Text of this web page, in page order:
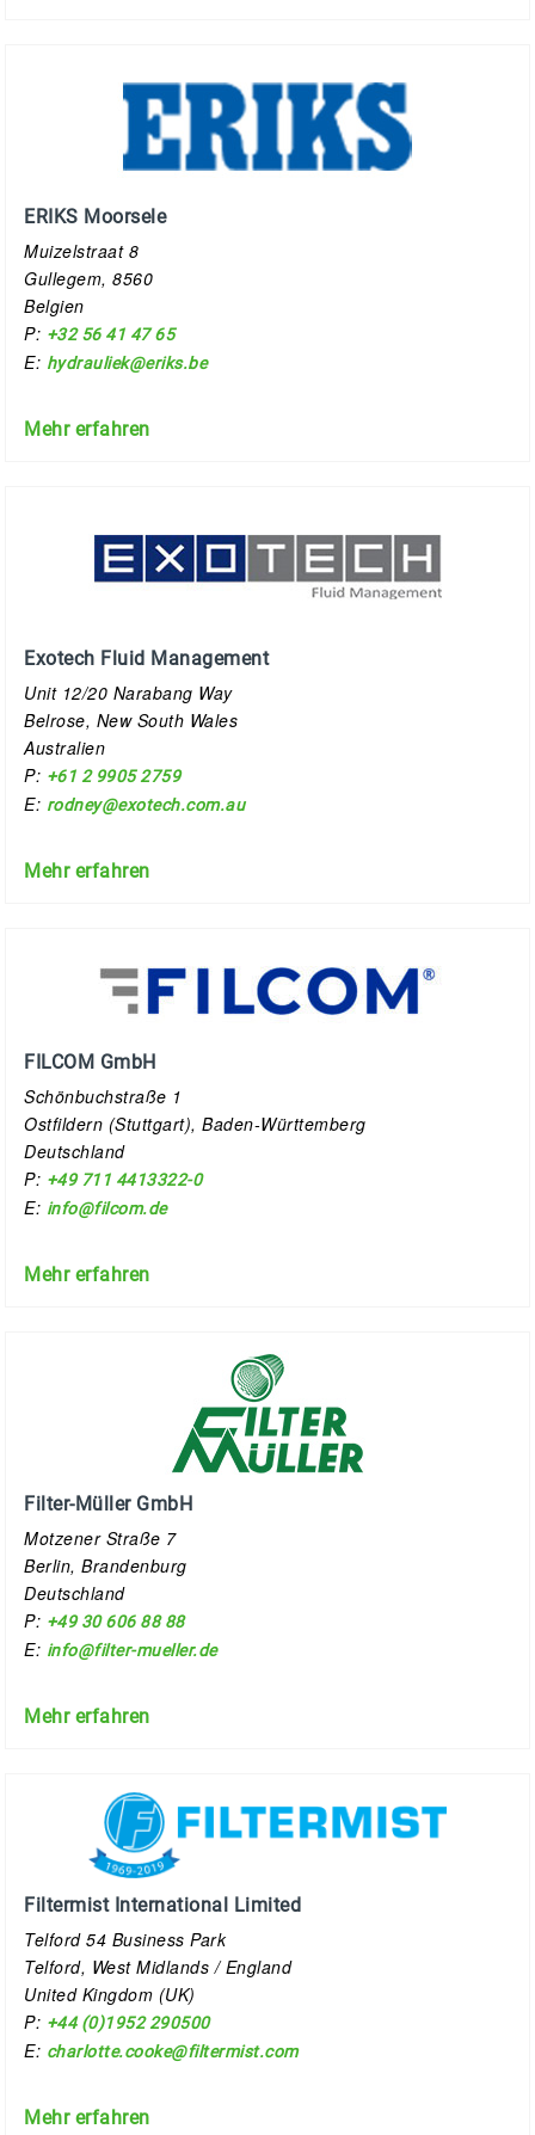
ERIKS Moorsele
Muizelstraat 8
Gullegem, 8560
Belgien
P: +32 56 41 47 65
E: hydrauliek@eriks.be
Mehr erfahren
Exotech Fluid Management
Unit 12/20 Narabang Way
Belrose, New South Wales
Australien
P: +61 2 9905 2759
E: rodney@exotech.com.au
Mehr erfahren
FILCOM GmbH
Schönbuchstraße 1
Ostfildern (Stuttgart), Baden-Württemberg
Deutschland
P: +49 711 4413322-0
E: info@filcom.de
Mehr erfahren
Filter-Müller GmbH
Motzener Straße 7
Berlin, Brandenburg
Deutschland
P: +49 30 606 88 88
E: info@filter-mueller.de
Mehr erfahren
Filtermist International Limited
Telford 54 Business Park
Telford, West Midlands / England
United Kingdom (UK)
P: +44 (0)1952 290500
E: charlotte.cooke@filtermist.com
Mehr erfahren